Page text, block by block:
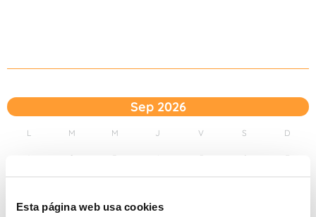
Esta página web usa cookies
Sep 2026
L M M J V S D
2 3 6 7
8